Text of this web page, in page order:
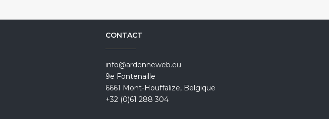
CONTACT
info@ardenneweb.eu
9e Fontenaille
6661 Mont-Houffalize, Belgique
+32 (0)61 288 304